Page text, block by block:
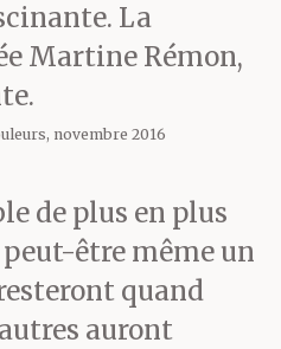
Travail
dès le
instant
brun
du
*Tu te
La
Martine Rémon,
novembre 2016
de plus en plus
être même un
quand
auront